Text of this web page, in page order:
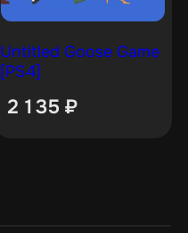
Untitled Goose Game
[PS4]
2 135 ₽